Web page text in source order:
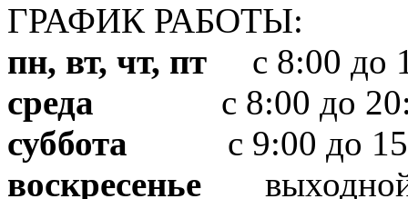
ГРАФИК РАБОТЫ:
пн, вт, чт, пт с 8:00 до
среда с 8:00 до
суббота с 9:00 до
воскресенье